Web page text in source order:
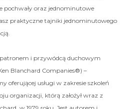
pochwały oraz jednominutowe
praktyczne tajniki jednominutowego
i przywódcą duchowym
Blanchard Companies®) –
oferującej usługi w zakresie szkoleń
organizacji, którą założył wraz z